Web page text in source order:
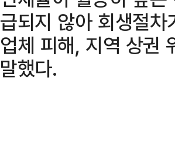
급되지 않아 회생절
업체 피해, 지역 상권
말했다.